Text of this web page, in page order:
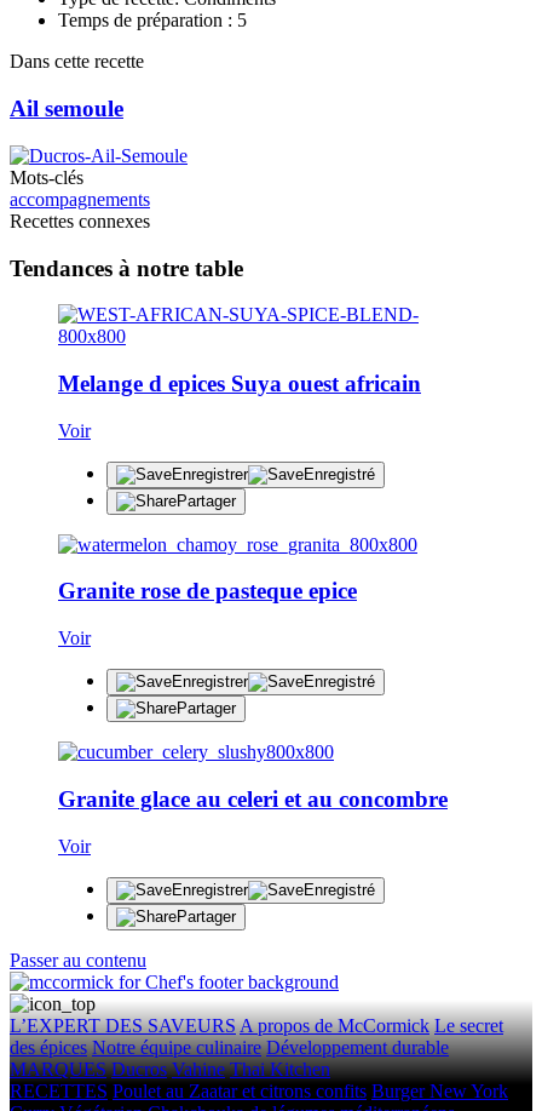
Temps de préparation : 5
Dans cette recette
Ail semoule
Mots-clés
accompagnements
Recettes connexes
Tendances à notre table
Melange d epices Suya ouest africain
Voir
Enregistrer
Enregistré
Partager
Granite rose de pasteque epice
Voir
Enregistrer
Enregistré
Partager
Granite glace au celeri et au concombre
Voir
Enregistrer
Enregistré
Partager
Passer au contenu
L’EXPERT DES SAVEURSA propos de McCormick Le secret
des épices Notre équipe culinaire Développement durable
MARQUES Ducros Vahine Thai Kitchen
RECETTES Poulet au Zaatar et citrons confits Burger New York